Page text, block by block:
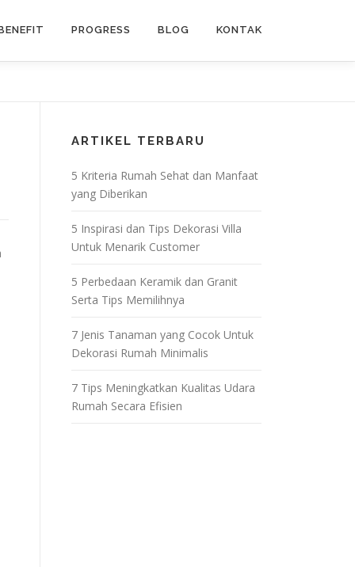
PROGRESS BLOG KONTAK
ARTIKEL TERBARU
5 Kriteria Rumah Sehat dan Manfaat
yang Diberikan
5 Inspirasi dan Tips Dekorasi Villa
Untuk Menarik Customer
5 Perbedaan Keramik dan Granit
Serta Tips Memilihnya
7 Jenis Tanaman yang Cocok Untuk
Dekorasi Rumah Minimalis
7 Tips Meningkatkan Kualitas Udara
Rumah Secara Efisien